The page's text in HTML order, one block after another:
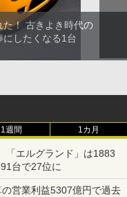
！ 古きよき時代の
したくなる1台
1週間 1カ月
「エルグランド」は1883
台で27位に
営業利益5307億円で過去